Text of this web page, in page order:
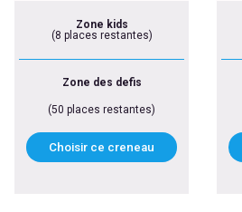
Zone kids
(8 places restantes)
Zone des defis
(50 places restantes)
Choisir ce creneau